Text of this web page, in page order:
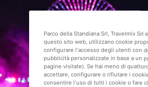
Parco della Standiana Srl, Travelmix
questo sito web, utilizzano cookie
configurare l'accesso degli utenti con
pubblicità personalizzate in base a un
pagine visitate). Se hai meno di
accettare, configurare o rifiutare i
consentire l'uso di tutti i cookie o fare